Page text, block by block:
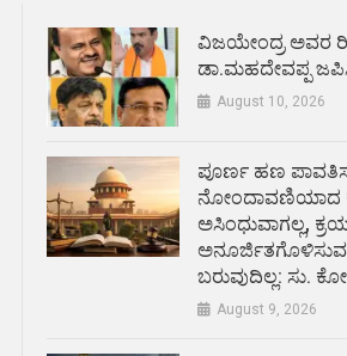
ವಿಜಯೇಂದ್ರ ಅವರ
ಡಾ.ಮಹದೇವಪ್ಪ
August 10, 2026
ಪೂರ್ಣ ಹಣ
ನೋಂದಾವಣಿಯಾದ
ಅಸಿಂಧುವಾಗಲ್ಲ,
ಬರುವುದಿಲ್ಲ: ಸು. ಕೋ
August 9, 2026